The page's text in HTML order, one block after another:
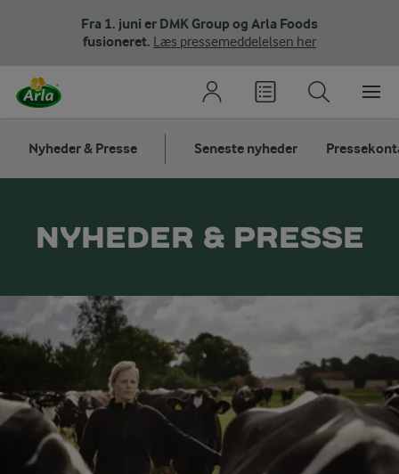
Fra 1. juni er DMK Group og Arla Foods
fusioneret. Læs pressemeddelelsen her
Nyheder & Presse Seneste nyheder
NYHEDER & PRESSE